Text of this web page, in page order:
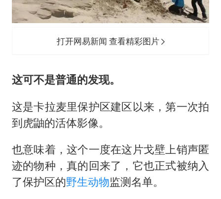
打开网易新闻 查看精彩图片
这可不是普通的发现。
这是卡拉麦里保护区建区以来，第一次拍
到虎鼬的活体影像。
也意味着，这个一度在这片戈壁上销声匿
迹的物种，真的回来了，它也正式被纳入
了保护区的野生动物监测名单。